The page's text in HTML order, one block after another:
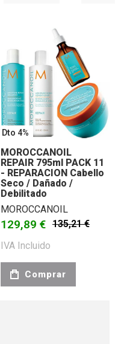
Dto 4%
MOROCCANOIL
REPAIR 795ml PACK 11
- REPARACION Cabello
Seco / Dañado /
Debilitado
MOROCCANOIL
129,89 € 135,21 €
IVA Incluido
Comprar